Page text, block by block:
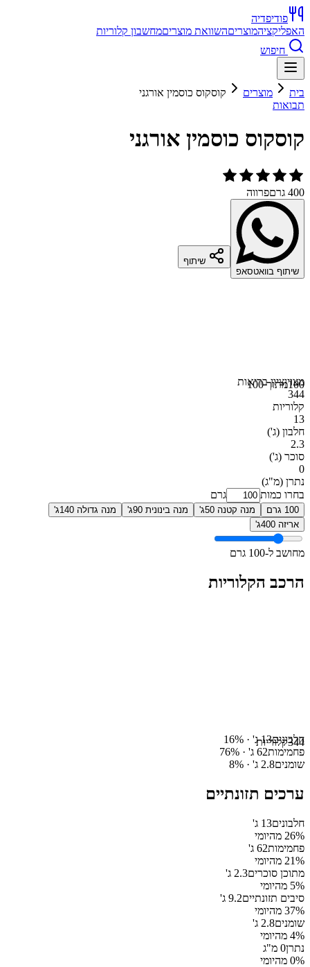
פודיפדיה
האפליקציהמוצריםהשוואת מוצריםמחשבון קלוריות
חיפוש
בית מוצרים
קוסקוס כוסמין אורגני
תבואות
קוסקוס כוסמין אורגני
400 גרם פרווה
שיתוף בוואטסאפ
שיתוף
100מתוך 100מצויןציון בריאות
344
קלוריות
13
חלבון (ג')
2.3
סוכר (ג')
0
נתרן (מ"ג)
בחרו כמות
גרם
100 גרם מנה קטנה 50ג' מנה בינונית 90ג'
מנה גדולה 140ג'
אריזה 400ג'
מחושב ל-100 גרם
הרכב הקלוריות
344קלוריותחלבונים13ג' · 16%
פחמימות62 ג' · 76%
שומנים2.8 ג' · 8%
ערכים תזונתיים
חלבונים13 ג'
26% מהיומי
פחמימות62 ג'
21% מהיומי
מתוכן סוכרים2.3 ג'
5% מהיומי
סיבים תזונתיים9.2 ג'
37% מהיומי
שומנים2.8 ג'
4% מהיומי
נתרן0 מ"ג
0% מהיומי